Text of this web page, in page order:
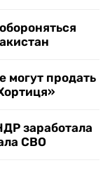
могут продать
заработала
СВО